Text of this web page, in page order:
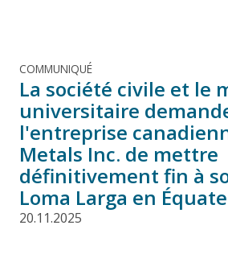
COMMUNIQUÉ
La société civile et le
universitaire
l'entreprise
Metals Inc. de mettre
définitivement fin à
Loma Larga en
20.11.2025